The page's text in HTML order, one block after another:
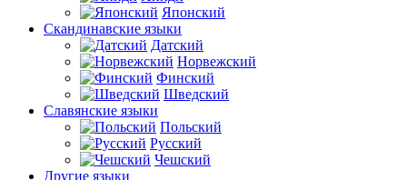
Японский
Скандинавские языки
Датский
Норвежский
Финский
Шведский
Славянские языки
Польский
Русский
Чешский
Другие языки